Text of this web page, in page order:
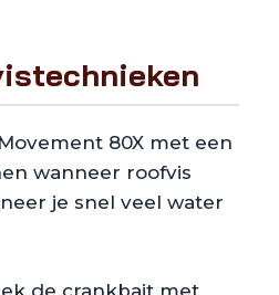
80X met een
wanneer roofvis
je snel veel water
de crankbait met